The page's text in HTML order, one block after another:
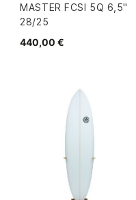
MASTER FCSI 5Q 6,5"
28/25
440,00 €